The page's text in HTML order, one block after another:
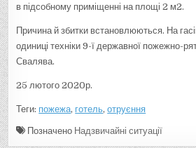
в підсобному приміщенні на площі 2 м2.
Причина й збитки встановлюються. На
одиниці техніки 9-ї державної пожежно-
Свалява.
25 лютого 2020р.
Теги: пожежа, готель,отруєння
Позначено Надзвичайні ситуації